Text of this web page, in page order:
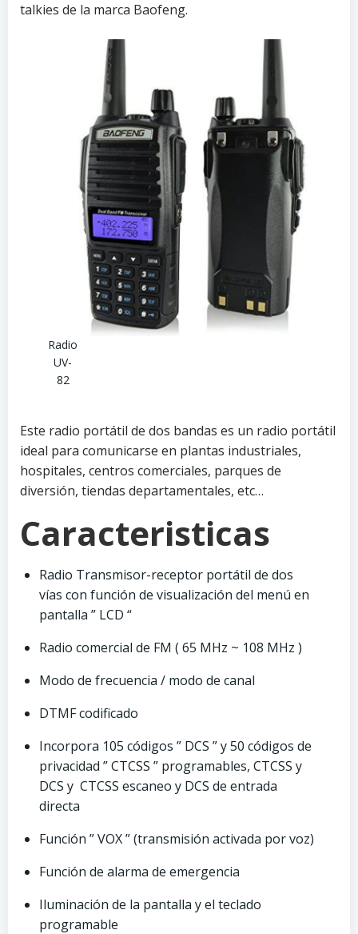
talkies de la marca Baofeng.
Radio
UV-
82
Este radio portátil de dos bandas es un radio portátil
ideal para comunicarse en plantas industriales,
hospitales, centros comerciales, parques de
diversión, tiendas departamentales, etc…
Caracteristicas
Radio Transmisor-receptor portátil de dos
vías con función de visualización del menú en
pantalla ” LCD “
Radio comercial de FM ( 65 MHz ~ 108 MHz )
Modo de frecuencia / modo de canal
DTMF codificado
Incorpora 105 códigos ” DCS ” y 50 códigos de
privacidad ” CTCSS ” programables, CTCSS y
DCS y CTCSS escaneo y DCS de entrada
directa
Función ” VOX ” (transmisión activada por voz)
Función de alarma de emergencia
Iluminación de la pantalla y el teclado
programable